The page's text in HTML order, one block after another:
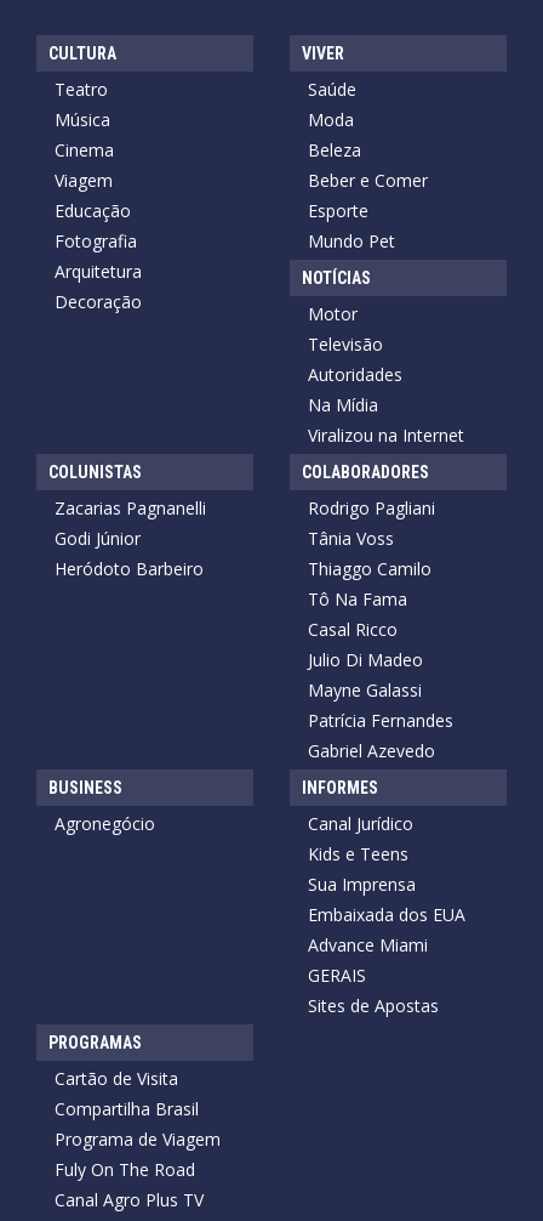
CULTURA
Teatro
Música
Cinema
Viagem
Educação
Fotografia
Arquitetura
Decoração
VIVER
Saúde
Moda
Beleza
Beber e Comer
Esporte
Mundo Pet
NOTÍCIAS
Motor
Televisão
Autoridades
Na Mídia
Viralizou na Internet
COLUNISTAS
Zacarias Pagnanelli
Godi Júnior
Heródoto Barbeiro
COLABORADORES
Rodrigo Pagliani
Tânia Voss
Thiaggo Camilo
Tô Na Fama
Casal Ricco
Julio Di Madeo
Mayne Galassi
Patrícia Fernandes
Gabriel Azevedo
BUSINESS
Agronegócio
INFORMES
Canal Jurídico
Kids e Teens
Sua Imprensa
Embaixada dos EUA
Advance Miami
GERAIS
Sites de Apostas
PROGRAMAS
Cartão de Visita
Compartilha Brasil
Programa de Viagem
Fuly On The Road
Canal Agro Plus TV